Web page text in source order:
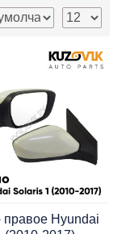
правое Hyundai